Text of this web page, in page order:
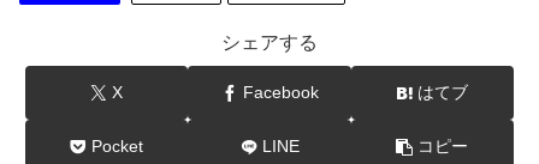
シェアする
X Facebook はてブ
Pocket LINE コピー